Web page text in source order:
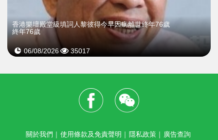
​香港樂壇殿堂級填詞人黎彼得今早因病離世終年76歲
終年76歲
06/08/2026 35017
關於我們 ｜ 使用條款及免責聲明 ｜ 隱私政策 ｜ 廣告查詢